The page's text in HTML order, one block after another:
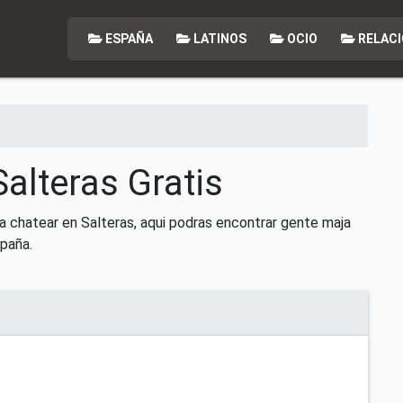
ESPAÑA LATINOS OCIO
Gratis
chatear en Salteras, aqui podras encontrar gente maja